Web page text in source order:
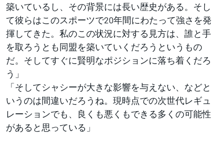
築いているし、その背景には長い歴史がある。そし
て彼らはこのスポーツで20年間にわたって強さを発
揮してきた。私のこの状況に対する見方は、誰と手
を取ろうとも同盟を築いていくだろうというもの
だ。そしてすぐに賢明なポジションに落ち着くだろ
う」
「そしてシャシーが大きな影響を与えない、などと
いうのは間違いだろうね。現時点での次世代レギュ
レーションでも、良くも悪くもできる多くの可能性
があると思っている」